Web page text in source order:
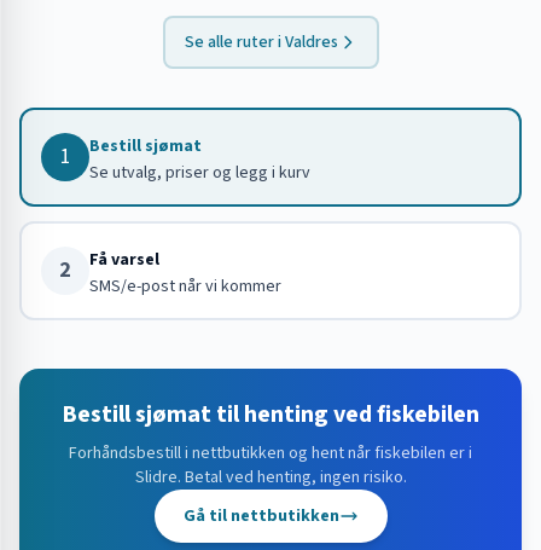
Se alle ruter iValdres
1
Bestill sjømat
Se utvalg, priser og legg i kurv
2
Få varsel
SMS/e-post når vi kommer
Bestill sjømat til henting ved fiskebilen
Forhåndsbestill i nettbutikken og hent når fiskebilen er i
Slidre. Betal ved henting, ingen risiko.
Gå til nettbutikken